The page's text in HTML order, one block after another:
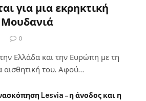
για μια εκρηκτική
0
Ελλάδα και την Ευρώπη με τη
αισθητική του. Αφού…
Lesvia – η άνοδος και η